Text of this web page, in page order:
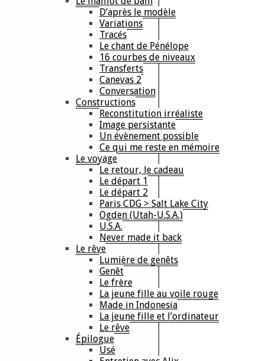
D’après le modèle
Variations
Tracés
Le chant de Pénélope
16 courbes de niveaux
Transferts
Canevas 2
Conversation
Constructions
Reconstitution irréaliste
Image persistante
Un évènement possible
Ce qui me reste en mémoire
Le voyage
Le retour, le cadeau
Le départ 1
Le départ 2
Paris CDG > Salt Lake City
Ogden (Utah-U.S.A.)
U.S.A.
Never made it back
Le rêve
Lumière de genêts
Genêt
Le frère
La jeune fille au voile rouge
Made in Indonesia
La jeune fille et l’ordinateur
Le rêve
Épilogue
Usé